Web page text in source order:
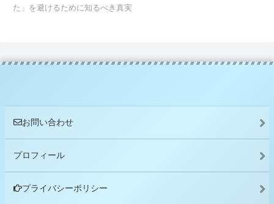
た」を避けるために知るべき真実
お問い合わせ
プロフィール
プライバシーポリシー